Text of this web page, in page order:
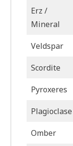
Erz /
Mineral
Veldspar
Scordite
Pyroxeres
Plagioclase
Omber